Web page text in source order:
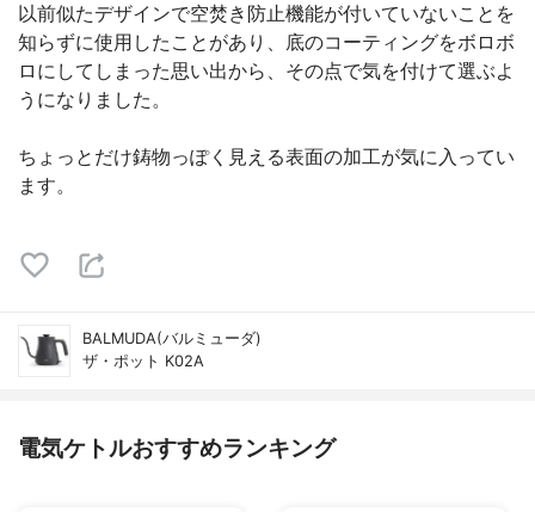
以前似たデザインで空焚き防止機能が付いていないことを
知らずに使用したことがあり、底のコーティングをボロボ
ロにしてしまった思い出から、その点で気を付けて選ぶよ
うになりました。
ちょっとだけ鋳物っぽく見える表面の加工が気に入ってい
ます。
BALMUDA(バルミューダ)
ザ・ポット K02A
電気ケトルおすすめランキング